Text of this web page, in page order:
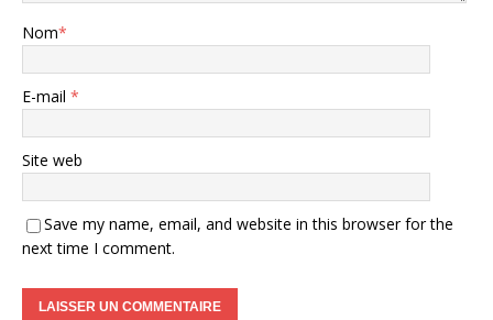
Nom*
E-mail *
Site web
Save my name, email, and website in this browser for the
next time I comment.